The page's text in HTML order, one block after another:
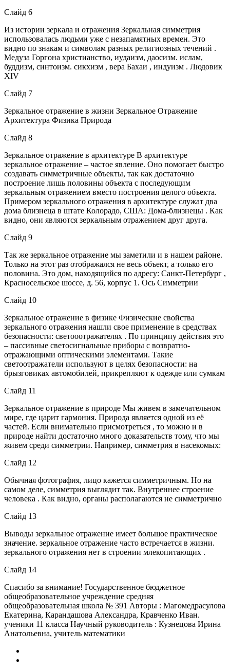
Слайд 6
Из истории зеркала и отражения Зеркальная симметрия
использовалась людьми уже с незапамятных времен. Это
видно по знакам и символам разных религиозных течений .
Медуза Горгона христианство, иудаизм, даосизм. ислам,
буддизм, синтоизм. сикхизм , вера Бахаи , индуизм . Людовик
XIV
Слайд 7
Зеркальное отражение в жизни Зеркальное Отражение
Архитектура Физика Природа
Слайд 8
Зеркальное отражение в архитектуре В архитектуре
зеркальное отражение – частое явление. Оно помогает быстро
создавать симметричные объекты, так как достаточно
построение лишь половины объекта с последующим
зеркальным отражением вместо построения целого объекта.
Примером зеркального отражения в архитектуре служат два
дома близнеца в штате Колорадо, США: Дома-близнецы . Как
видно, они являются зеркальным отражением друг друга.
Слайд 9
Так же зеркальное отражение мы заметили и в нашем районе.
Только на этот раз отображался не весь объект, а только его
половина. Это дом, находящийся по адресу: Санкт-Петербург ,
Красносельское шоссе, д. 56, корпус 1. Ось Симметрии
Слайд 10
Зеркальное отражение в физике Физические свойства
зеркального отражения нашли свое применение в средствах
безопасности: светооотражателях . По принципу действия это
– пассивные светосигнальные приборы с возвратно-
отражающими оптическими элементами. Такие
светоотражатели используют в целях безопасности: на
брызговиках автомобилей, прикрепляют к одежде или сумкам
Слайд 11
Зеркальное отражение в природе Мы живем в замечательном
мире, где царит гармония. Природа является одной из её
частей. Если внимательно присмотреться , то можно и в
природе найти достаточно много доказательств тому, что мы
живем среди симметрии. Например, симметрия в насекомых:
Слайд 12
Обычная фотография, лицо кажется симметричным. Но на
самом деле, симметрия выглядит так. Внутреннее строение
человека . Как видно, органы располагаются не симметрично
Слайд 13
Выводы зеркальное отражение имеет большое практическое
значение. зеркальное отражение часто встречается в жизни.
зеркального отражения нет в строении млекопитающих .
Слайд 14
Спасибо за внимание! Государственное бюджетное
общеобразовательное учреждение средняя
общеобразовательная школа № 391 Авторы : Магомедрасулова
Екатерина, Карандашова Александра, Кравченко Иван.
ученики 11 класса Научный руководитель : Кузнецова Ирина
Анатольевна, учитель математики